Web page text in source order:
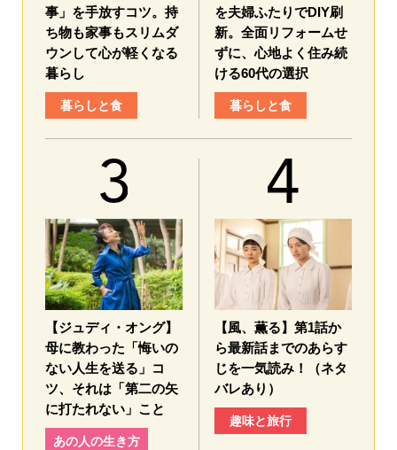
事」を手放すコツ。持
ち物も家事もスリムダ
ウンして心が軽くなる
暮らし
暮らしと食
を夫婦ふたりでDIY刷
新。全面リフォームせ
ずに、心地よく住み続
ける60代の選択
暮らしと食
【ジュディ・オング】
母に教わった「悔いの
ない人生を送る」コ
ツ、それは「第二の矢
に打たれない」こと
あの人の生き方
【風、薫る】第1話か
ら最新話までのあらす
じを一気読み！（ネタ
バレあり）
趣味と旅行